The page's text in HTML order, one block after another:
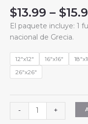
$13.99 – $
El paquete incluye: 1
nacional de Grecia.
12"x12" 16"x16"
26"x26"
-
de
+